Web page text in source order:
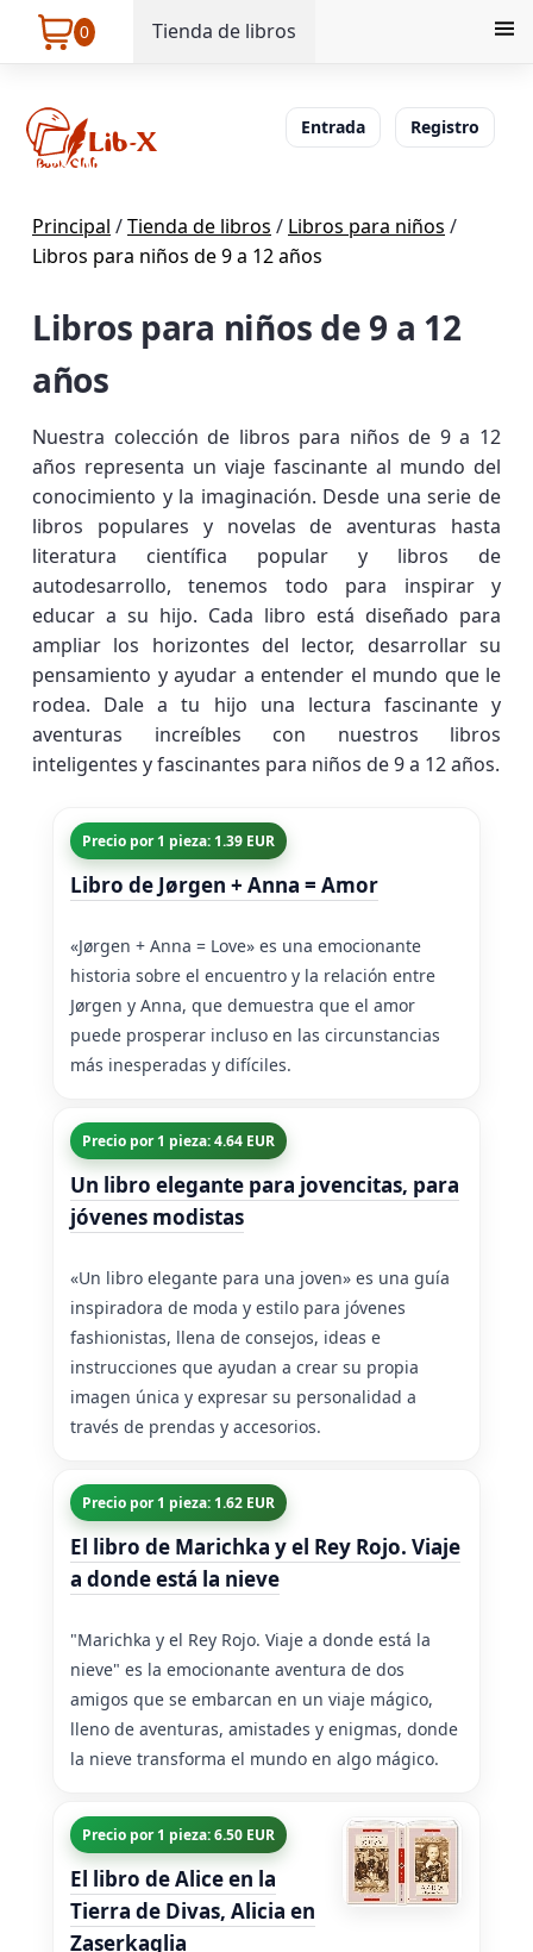
0 Tienda de libros
Entrada Registro
Principal /Tienda de libros / Libros para niños /
Libros para niños de 9 a 12 años
Libros para niños de 9 a 12
años
Nuestra colección de libros para niños de 9 a 12
años representa un viaje fascinante al mundo del
conocimiento y la imaginación. Desde una serie de
libros populares y novelas de aventuras hasta
literatura científica popular y libros de
autodesarrollo, tenemos todo para inspirar y
educar a su hijo. Cada libro está diseñado para
ampliar los horizontes del lector, desarrollar su
pensamiento y ayudar a entender el mundo que le
rodea. Dale a tu hijo una lectura fascinante y
aventuras increíbles con nuestros libros
inteligentes y fascinantes para niños de 9 a 12 años.
Precio por 1 pieza: 1.39 EUR
Libro de Jørgen + Anna = Amor
«Jørgen + Anna = Love» es una emocionante
historia sobre el encuentro y la relación entre
Jørgen y Anna, que demuestra que el amor
puede prosperar incluso en las circunstancias
más inesperadas y difíciles.
Precio por 1 pieza: 4.64 EUR
Un libro elegante para jovencitas, para
jóvenes modistas
«Un libro elegante para una joven» es una guía
inspiradora de moda y estilo para jóvenes
fashionistas, llena de consejos, ideas e
instrucciones que ayudan a crear su propia
imagen única y expresar su personalidad a
través de prendas y accesorios.
Precio por 1 pieza: 1.62 EUR
El libro de Marichka y el Rey Rojo. Viaje
a donde está la nieve
"Marichka y el Rey Rojo. Viaje a donde está la
nieve" es la emocionante aventura de dos
amigos que se embarcan en un viaje mágico,
lleno de aventuras, amistades y enigmas, donde
la nieve transforma el mundo en algo mágico.
Precio por 1 pieza: 6.50 EUR
El libro de Alice en la
Tierra de Divas, Alicia en
Zaserkaglia